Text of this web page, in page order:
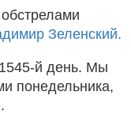
Зеленский.
й день. Мы
понедельника,
.